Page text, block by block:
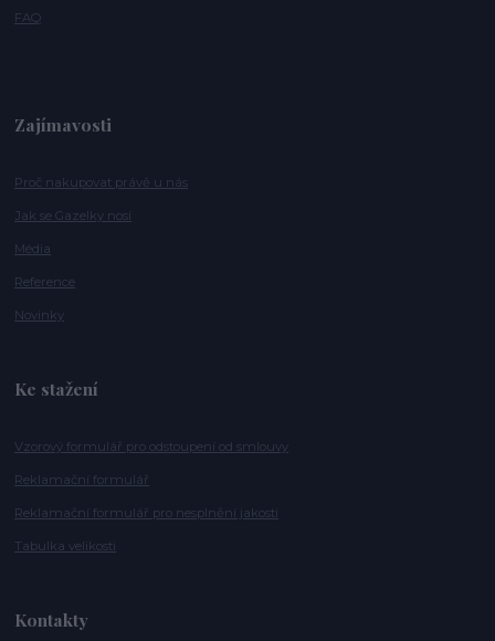
FAQ
Zajímavosti
Proč nakupovat právě u nás
Jak se Gazelky nosí
Média
Reference
Novinky
Ke stažení
Vzorový formulář pro odstoupení od smlouvy
Reklamační formulář
Reklamační formulář pro nesplnění jakosti
Tabulka velikosti
Kontakty